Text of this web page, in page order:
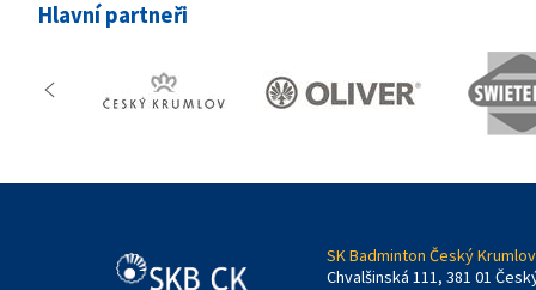
Hlavní partneři
SK Badminton Český
Chvalšinská 111, 381 01